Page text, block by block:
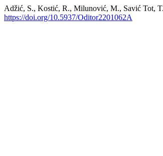
Adžić, S., Kostić, R., Milunović, M., Savić
https://doi.org/10.5937/Oditor2201062A